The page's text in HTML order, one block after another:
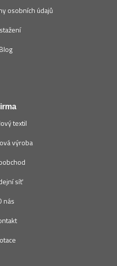
osobních údajů
Blog
textil
výroba
síť
nás